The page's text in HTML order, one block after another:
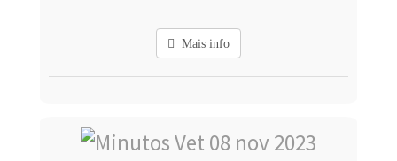
Mais info